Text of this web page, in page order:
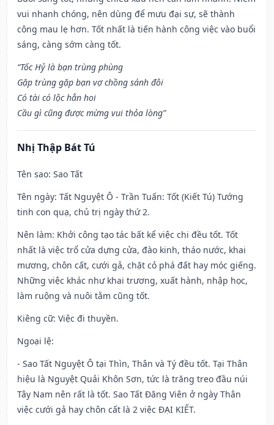
vui nhanh chóng, nên dùng để mưu đại sự, sẽ thành
công mau lẹ hơn. Tốt nhất là tiến hành công việc vào buổi
sáng, càng sớm càng tốt.
“Tốc Hỷ là bạn trùng phùng
Gặp trùng gặp bạn vợ chồng sánh đôi
Có tài có lộc hẳn hoi
Cầu gì cũng được mừng vui thỏa lòng”
Nhị Thập Bát Tú
Tên sao: Sao Tất
Tên ngày: Tất Nguyệt Ô - Trần Tuấn: Tốt (Kiết Tú) Tướng
tinh con quạ, chủ trị ngày thứ 2.
Nên làm: Khởi công tạo tác bất kể việc chi đều tốt. Tốt
nhất là việc trổ cửa dựng cửa, đào kinh, tháo nước, khai
mương, chôn cất, cưới gả, chặt cỏ phá đất hay móc giếng.
Những việc khác như khai trương, xuất hành, nhập học,
làm ruộng và nuôi tằm cũng tốt.
Kiêng cữ: Việc đi thuyền.
Ngoại lệ:
- Sao Tất Nguyệt Ô tại Thìn, Thân và Tý đều tốt. Tại Thân
hiệu là Nguyệt Quải Khôn Sơn, tức là trăng treo đầu núi
Tây Nam nên rất là tốt. Sao Tất Đăng Viên ở ngày Thân
việc cưới gả hay chôn cất là 2 việc ĐẠI KIẾT.